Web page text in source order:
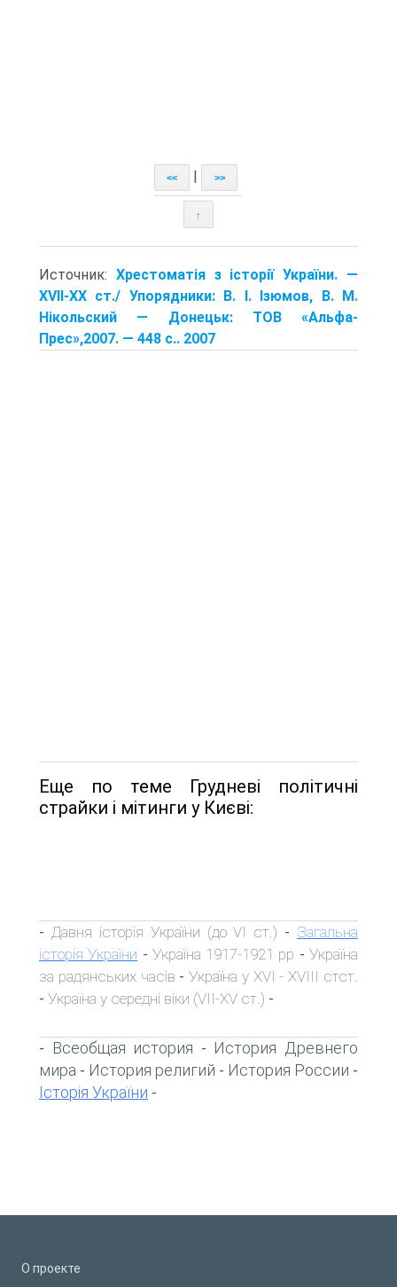
<< >>
↑
Источник: Хрестоматія з історії України. —
XVII-XX ст./ Упорядники: В. І. Ізюмов, В. М.
Нікольский — Донецьк: TOB «Альфа-
Прес»,2007. — 448 с.. 2007
Еще по теме Грудневі політичні
страйки і мітинги у Києві:
- Давня історія України (до VI ст.) - Загальна
історія України - Україна 1917-1921 рр -Україна
за радянських часів -Україна у XVI - XVIII стст.
- Україна у середні віки (VII-XV ст.) -
- Всеобщая история - История Древнего
мира - История религий - История России -
Історія України -
О проекте